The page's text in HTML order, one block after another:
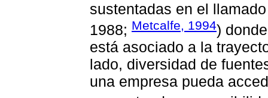
sustentadas en el
1988; Metcalfe, 1994)
está asociado a la
lado, diversidad de
una empresa pueda